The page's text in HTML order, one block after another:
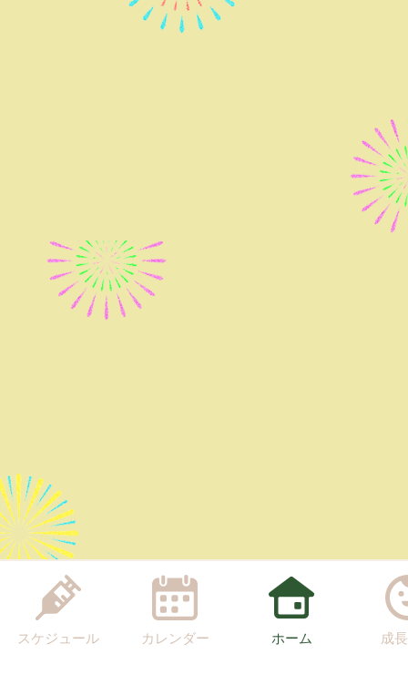
スケジュール カレンダー ホーム 成